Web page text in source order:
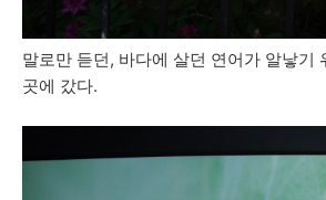
말로만 듣던, 바다에 살던 연어가 알낳기
곳에 갔다.